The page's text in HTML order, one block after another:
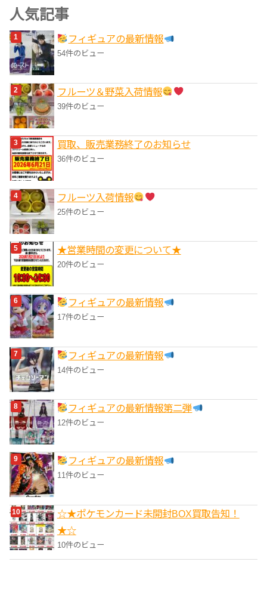
ゴ
リ
ー
人気記事
フィギュアの最新情報
54件のビュー
フルーツ＆野菜入荷情報
39件のビュー
買取、販売業務終了のお知らせ
36件のビュー
フルーツ入荷情報
25件のビュー
★営業時間の変更について★
20件のビュー
フィギュアの最新情報
17件のビュー
フィギュアの最新情報
14件のビュー
フィギュアの最新情報第二弾
12件のビュー
フィギュアの最新情報
11件のビュー
☆★ポケモンカード未開封BOX買取告知！
★☆
10件のビュー